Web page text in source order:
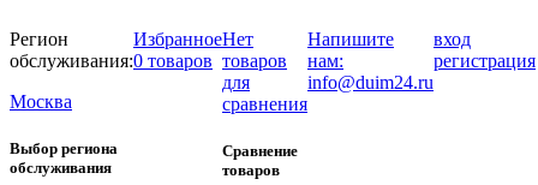
Регион
обслуживания:
Москва
Выбор региона
обслуживания
Избранное
0 товаров
Нет
товаров
для
сравнения
Сравнение
товаров
Напишите
нам:
info@duim24.ru
вход
регистрация